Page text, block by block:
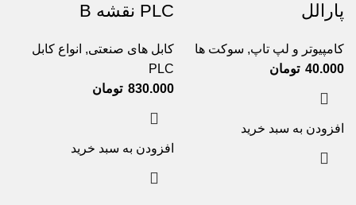
پارالل
کامپیوتر و لپ تاپ, سوکت ها
40.000 تومان
افزودن به سبد خرید
PLC نقشه B
کابل های صنعتی, انواع کابل
PLC
830.000 تومان
افزودن به سبد خرید